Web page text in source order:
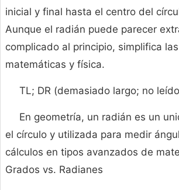
inicial y final hasta el centro del
Aunque el radián puede parecer
complicado al principio, simplifica
matemáticas y física.
TL; DR (demasiado largo; no
En geometría, un radián es un
el círculo y utilizada para medir
cálculos en tipos avanzados de
Grados vs. Radianes